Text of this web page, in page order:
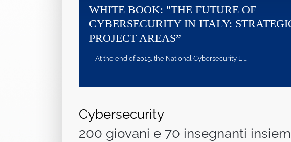
WHITE BOOK: "THE FUTURE OF
CYBERSECURITY IN ITALY:
PROJECT AREAS”
At the end of 2015, the National Cybersecurity L ...
Cybersecurity
200 giovani e 70 insegnanti